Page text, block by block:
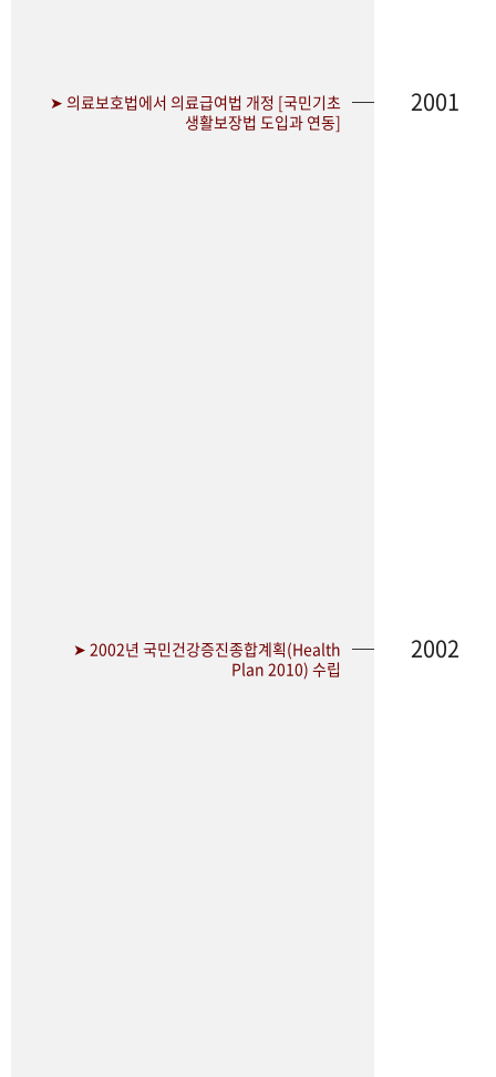
➤ 의료보호법에서 의료급여법 개정 [국민기초
생활보장법 도입과 연동]
2001
➤ 2002년 국민건강증진종합계획(Health
Plan 2010) 수립
2002